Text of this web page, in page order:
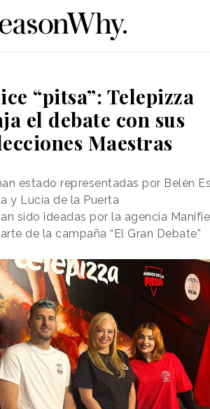
“pitsa”: Telepizza
el debate con sus
Maestras
estado representadas por Belén
y Lucía de la Puerta
sido ideadas por la agencia
de la campaña “El Gran Debate”